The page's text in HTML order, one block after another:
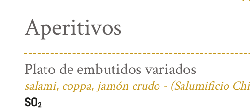
Aperitivos
Plato de embutidos variados
salami, coppa, jamón crudo - (Salumificio